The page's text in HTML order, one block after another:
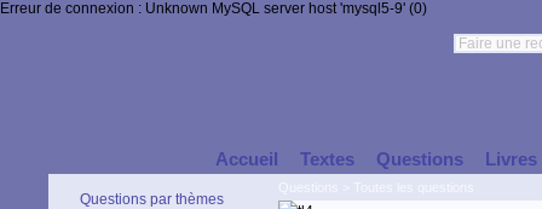
Erreur de connexion : Unknown MySQL server host 'mysql5-9' (0)
Accueil Textes Questions Livres
Questions par thèmes